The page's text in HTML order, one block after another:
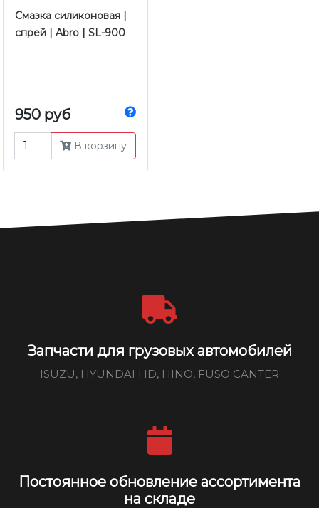
Смазка силиконовая |
спрей | Abro | SL-900
950 руб
В корзину
Запчасти для грузовых автомобилей
ISUZU, HYUNDAI HD, HINO, FUSO CANTER
Постоянное обновление ассортимента
на складе